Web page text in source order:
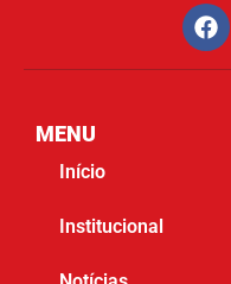
MENU
Início
Institucional